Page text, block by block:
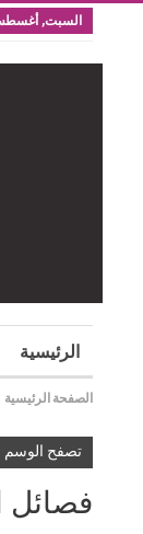
السبت, أغسطس 8,
الرئيسية
الصفحة الرئيسية
تصفح الوسم
فصائل